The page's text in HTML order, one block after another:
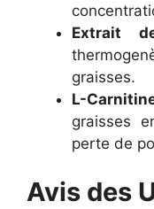
Extrait
graisses.
L-
graisses
perte de
Avis des